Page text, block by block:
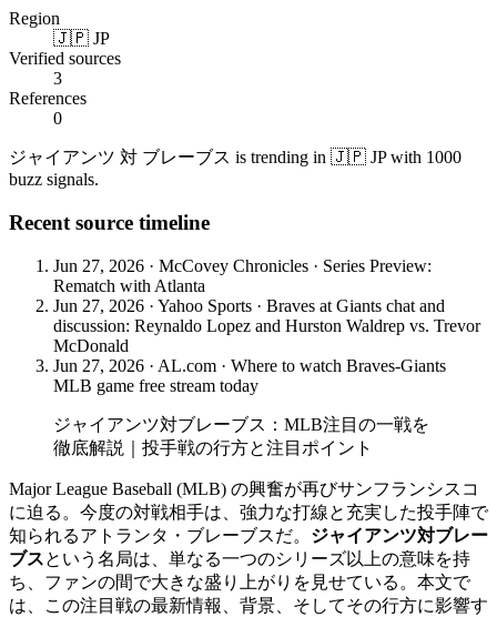
Region
🇯🇵 JP
Verified sources
3
References
0
ジャイアンツ 対 ブレーブス is trending in 🇯🇵 JP with 1000
buzz signals.
Recent source timeline
Jun 27, 2026 · McCovey Chronicles · Series Preview:
Rematch with Atlanta
Jun 27, 2026 · Yahoo Sports · Braves at Giants chat and
discussion: Reynaldo Lopez and Hurston Waldrep vs. Trevor
McDonald
Jun 27, 2026 · AL.com · Where to watch Braves-Giants
MLB game free stream today
ジャイアンツ対ブレーブス：MLB注目の一戦を
徹底解説｜投手戦の行方と注目ポイント
Major League Baseball (MLB) の興奮が再びサンフランシスコ
に迫る。今度の対戦相手は、強力な打線と充実した投手陣で
知られるアトランタ・ブレーブスだ。 ジャイアンツ対ブレー
ブスという名局は、単なる一つのシリーズ以上の意味を持
ち、ファンの間で大きな盛り上がりを見せている。本文で
は、この注目戦の最新情報、背景、そしてその行方に影響す